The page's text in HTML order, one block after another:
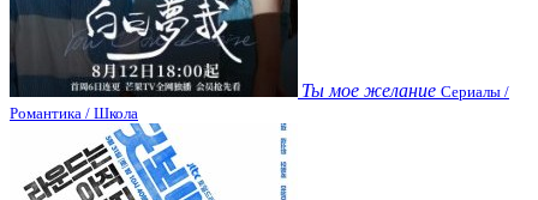
Ты мое желание Сериалы /
Романтика / Школа